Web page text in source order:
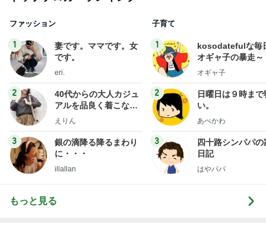
ファッション
1
妻です。ママです。女
です。
eri.
2
40代からの大人カジュ
アルを品良く着こなす
ファッションブログ
えりん
3
銀の滴降る降るまわり
に・・・
illallan
子育て
1
kosodatefulな毎
オギャ子の暴走～
オギャ子
2
日曜日は９時まで
い。
あべかわ
3
四十路シンパパの
日記
はやパパ
もっと見る